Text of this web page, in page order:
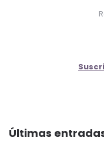
Últimas